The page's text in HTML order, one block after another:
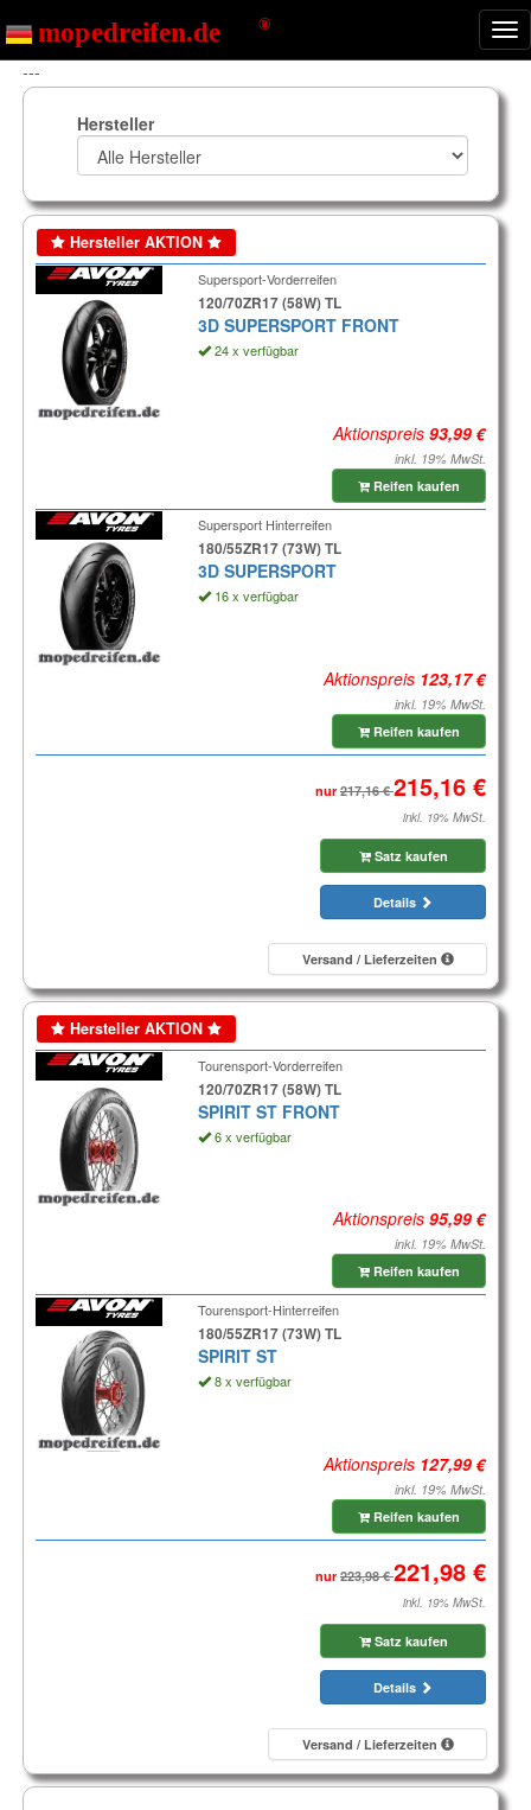
---
Hersteller
Hersteller AKTION
Supersport-Vorderreifen
120/70ZR17 (58W) TL
3D SUPERSPORT FRONT
24 x verfügbar
Aktionspreis
inkl. 19% MwSt.
Reifen kaufen
Supersport Hinterreifen
180/55ZR17 (73W) TL
3D SUPERSPORT
16 x verfügbar
Aktionspreis
inkl. 19% MwSt.
Reifen kaufen
nur
inkl. 19% MwSt.
Satz kaufen
Details
Versand / Lieferzeiten
Hersteller AKTION
Tourensport-Vorderreifen
120/70ZR17 (58W) TL
SPIRIT ST FRONT
6 x verfügbar
Aktionspreis
inkl. 19% MwSt.
Reifen kaufen
Tourensport-Hinterreifen
180/55ZR17 (73W) TL
SPIRIT ST
8 x verfügbar
Aktionspreis
inkl. 19% MwSt.
Reifen kaufen
nur
inkl. 19% MwSt.
Satz kaufen
Details
Versand / Lieferzeiten